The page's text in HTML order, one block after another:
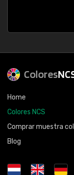
Colores
Home
Colores NCS
Comprar muestra
Blog